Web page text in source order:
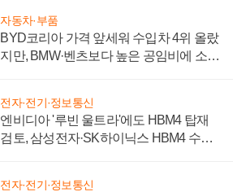
자동차·부품
BYD코리아 가격 앞세워 수입차 4위 올랐
지만, BMW·벤츠보다 높은 공임비에 소비
전자·전기·정보통신
엔비디아 '루빈 울트라'에도 HBM4 탑재
검토, 삼성전자·SK하이닉스 HBM4 수율
전자·전기·정보통신